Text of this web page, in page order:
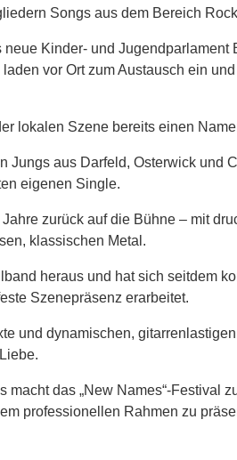
Songs aus dem Bereich
neue Kinder- und
vor Ort zum Austausch ein
lokalen Szene bereits einen
Jungs aus Darfeld, Osterwick
eigenen Single.
zurück auf die Bühne – mit
klassischen Metal.
heraus und hat sich seitdem
Szenepräsenz erarbeitet.
und dynamischen,
das „New Names“-Festival
professionellen Rahmen zu